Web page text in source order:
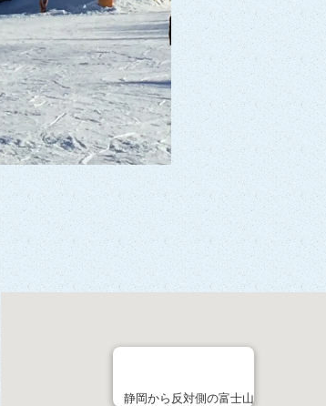
静岡から反対側の富士山